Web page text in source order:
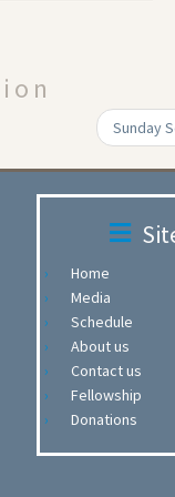
decrease
Home
Media
Schedule
About us
Contact us
Fellowship
Donations